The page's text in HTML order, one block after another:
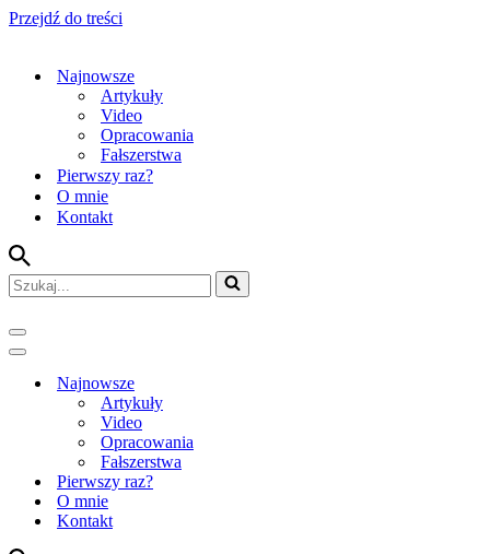
Przejdź do treści
Najnowsze
Artykuły
Video
Opracowania
Fałszerstwa
Pierwszy raz?
O mnie
Kontakt
Szukaj...
Menu
nawigacji
Menu
nawigacjiNajnowsze
Artykuły
Video
Opracowania
Fałszerstwa
Pierwszy raz?
O mnie
Kontakt